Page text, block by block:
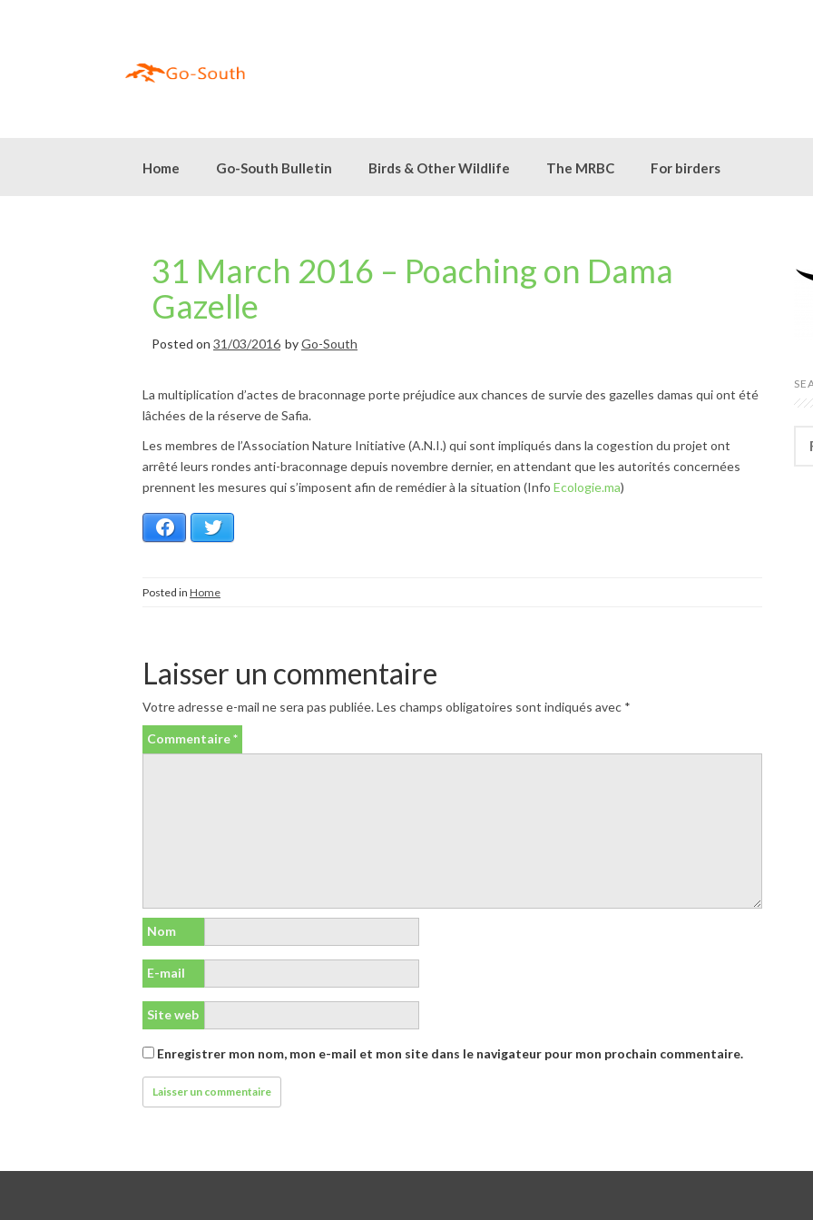
Home Go-South Bulletin Birds & Other Wildlife The MRBC For birders
31 March 2016 – Poaching on Dama
Gazelle
Posted on 31/03/2016 byGo-South
La multiplication d’actes de braconnage porte préjudice aux chances de survie des gazelles damas qui ont été
lâchées de la réserve de Safia.
Les membres de l’Association Nature Initiative (A.N.I.) qui sont impliqués dans la cogestion du projet ont
arrêté leurs rondes anti-braconnage depuis novembre dernier, en attendant que les autorités concernées
prennent les mesures qui s’imposent afin de remédier à la situation (Info Ecologie.ma)
Facebook
Posted in Home
Laisser un commentaire
Votre adresse e-mail ne sera pas publiée.Les champs obligatoires sont indiqués avec *
Commentaire*
Nom
E-mail
Site web
Enregistrer mon nom, mon e-mail et mon site dans le navigateur pour mon prochain commentaire.